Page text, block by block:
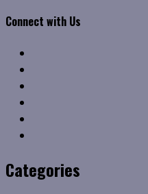
Connect with Us
Categories